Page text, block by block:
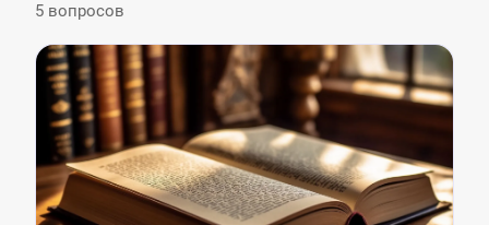
5 вопросов